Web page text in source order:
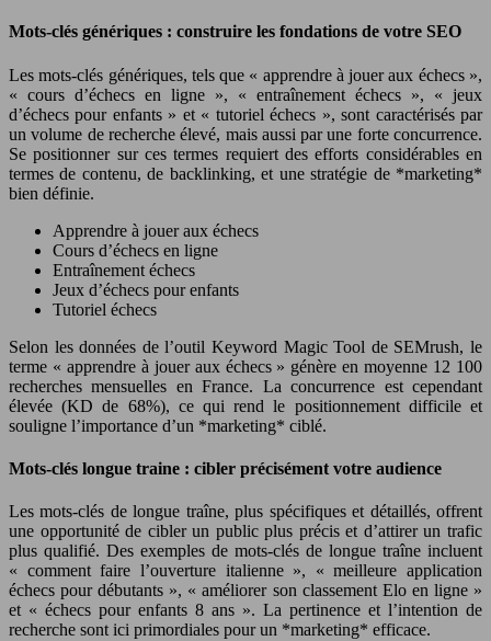
Mots-clés génériques : construire les fondations de votre SEO
Les mots-clés génériques, tels que « apprendre à jouer aux échecs »,
« cours d’échecs en ligne », « entraînement échecs », « jeux
d’échecs pour enfants » et « tutoriel échecs », sont caractérisés par
un volume de recherche élevé, mais aussi par une forte concurrence.
Se positionner sur ces termes requiert des efforts considérables en
termes de contenu, de backlinking, et une stratégie de *marketing*
bien définie.
Apprendre à jouer aux échecs
Cours d’échecs en ligne
Entraînement échecs
Jeux d’échecs pour enfants
Tutoriel échecs
Selon les données de l’outil Keyword Magic Tool de SEMrush, le
terme « apprendre à jouer aux échecs » génère en moyenne 12 100
recherches mensuelles en France. La concurrence est cependant
élevée (KD de 68%), ce qui rend le positionnement difficile et
souligne l’importance d’un *marketing* ciblé.
Mots-clés longue traine : cibler précisément votre audience
Les mots-clés de longue traîne, plus spécifiques et détaillés, offrent
une opportunité de cibler un public plus précis et d’attirer un trafic
plus qualifié. Des exemples de mots-clés de longue traîne incluent
« comment faire l’ouverture italienne », « meilleure application
échecs pour débutants », « améliorer son classement Elo en ligne »
et « échecs pour enfants 8 ans ». La pertinence et l’intention de
recherche sont ici primordiales pour un *marketing* efficace.